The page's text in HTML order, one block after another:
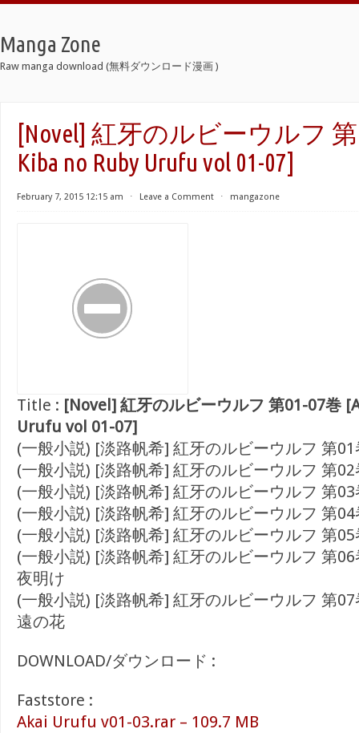
Manga Zone
Raw manga download (無料ダウンロード漫画 )
[Novel] 紅牙のルビーウルフ 第
Kiba no Ruby Urufu vol 01-07]
February 7, 2015 12:15 am ⋅ Leave a Comment ⋅ mangazone
Title : [Novel] 紅牙のルビーウルフ 第01-07巻
Urufu vol 01-07]
(一般小説) [淡路帆希] 紅牙のルビーウルフ 第01
(一般小説) [淡路帆希] 紅牙のルビーウルフ 第
(一般小説) [淡路帆希] 紅牙のルビーウルフ 第
(一般小説) [淡路帆希] 紅牙のルビーウルフ 第
(一般小説) [淡路帆希] 紅牙のルビーウルフ 第
(一般小説) [淡路帆希] 紅牙のルビーウルフ 第
夜明け
(一般小説) [淡路帆希] 紅牙のルビーウルフ 第
遠の花
DOWNLOAD/ダウンロード :
Faststore :
Akai Urufu v01-03.rar – 109.7 MB